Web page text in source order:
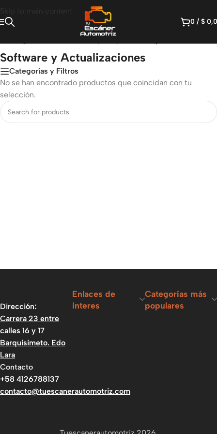
Skip to main content
0 / $
Software y Actualizaciones
Categorías y Filtros
No se han encontrado productos que coincidan con tu
selección.
Dirección:
Carrera 23 entre
calles 16 y 17
Barquisimeto. Edo
Lara
Contacto
+58 4126788137
contacto@tuescanerautomotriz.com
Enlaces de
interes
Categorías más
populares